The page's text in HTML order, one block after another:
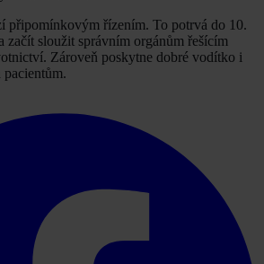
připomínkovým řízením. To potrvá do 10.
začít sloužit správním orgánům řešícím
Zároveň poskytne dobré vodítko i
pacientům.